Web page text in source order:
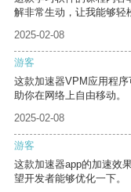
解非常生动，让我能够轻
2025-02-08
游客
这款加速器VPM应用程
助你在网络上自由移动。
2025-02-08
游客
这款加速器app的加速效
望开发者能够优化一下。